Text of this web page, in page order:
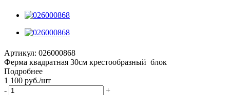
Артикул: 026000868
Ферма квадратная 30см крестообразный блок
Подробнее
1 100 руб./шт
-
+